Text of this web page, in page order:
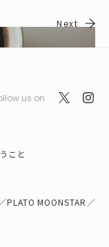
Next
us on
こと
／PLATO MOONSTAR ／